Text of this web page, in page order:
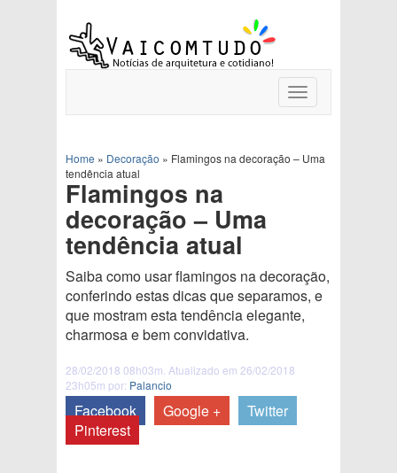
Toggle
navigation
Home » Decoração » Flamingos na decoração – Uma
tendência atual
Flamingos na
decoração – Uma
tendência atual
Saiba como usar flamingos na decoração,
conferindo estas dicas que separamos, e
que mostram esta tendência elegante,
charmosa e bem convidativa.
28/02/2018 08h03m. Atualizado em 26/02/2018
23h05m por: Palancio
Facebook Google +
Twitter
Pinterest